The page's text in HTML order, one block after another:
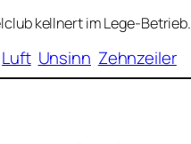
kellnert im Lege-Betrieb.
Luft Unsinn Zehnzeiler